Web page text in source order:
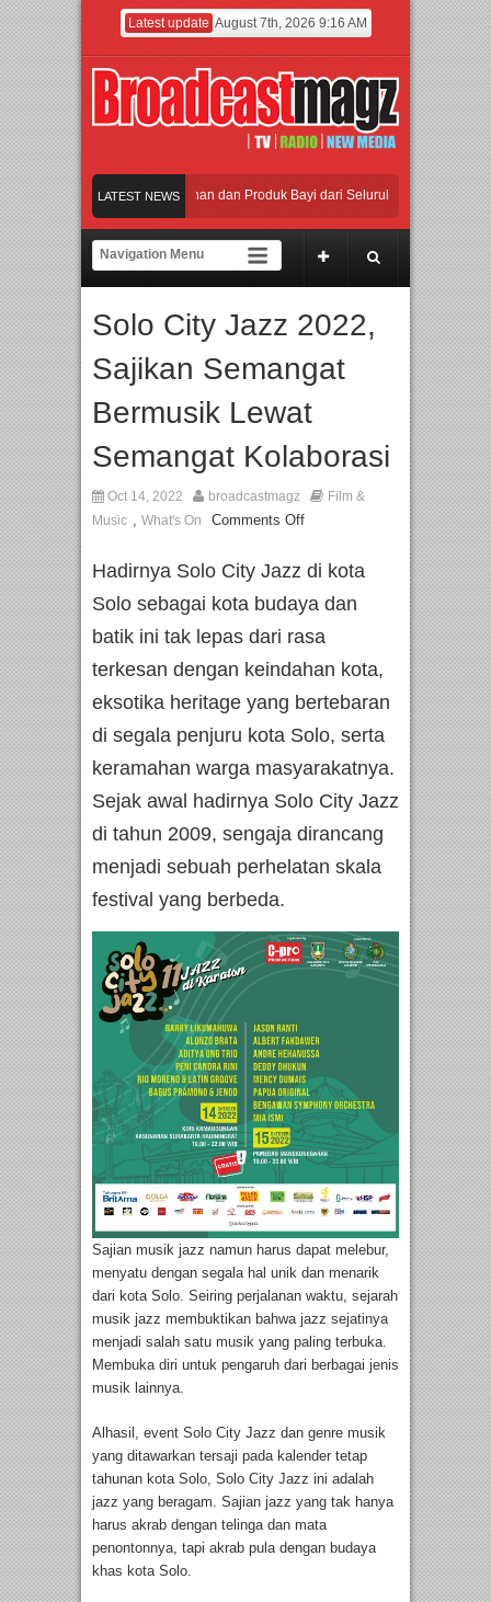
Latest update August 7th, 2026 9:16 AM
LATEST NEWS
dengan Ribuan Mainan dan Produk Bayi dari Seluruh Dunia, IBTE 2026
Inovasi dan Peluang Bisnis Industri Gifts dan Housewares Asia Tenggara,
Warisan Dan Semangat Lokal, BIRKENSTOCK INDONESIA Membuka Took
dengan Ribuan Mainan dan Produk Bayi dari Seluruh Dunia, IBTE 2026
Solo City Jazz 2022,
Sajikan Semangat
Bermusik Lewat
Semangat Kolaborasi
Oct 14, 2022 broadcastmagz
Film &
Music , What's On Comments Off
Hadirnya Solo City Jazz di kota
Solo sebagai kota budaya dan
batik ini tak lepas dari rasa
terkesan dengan keindahan kota,
eksotika heritage yang bertebaran
di segala penjuru kota Solo, serta
keramahan warga masyarakatnya.
Sejak awal hadirnya Solo City Jazz
di tahun 2009, sengaja dirancang
menjadi sebuah perhelatan skala
festival yang berbeda.
Sajian musik jazz namun harus dapat melebur,
menyatu dengan segala hal unik dan menarik
dari kota Solo. Seiring perjalanan waktu, sejarah
musik jazz membuktikan bahwa jazz sejatinya
menjadi salah satu musik yang paling terbuka.
Membuka diri untuk pengaruh dari berbagai jenis
musik lainnya.
Alhasil, event Solo City Jazz dan genre musik
yang ditawarkan tersaji pada kalender tetap
tahunan kota Solo, Solo City Jazz ini adalah
jazz yang beragam. Sajian jazz yang tak hanya
harus akrab dengan telinga dan mata
penontonnya, tapi akrab pula dengan budaya
khas kota Solo.